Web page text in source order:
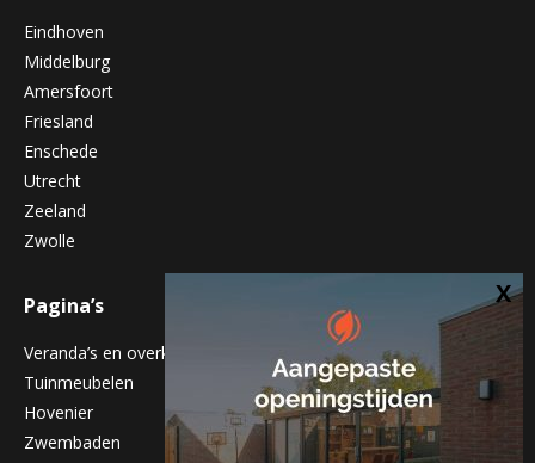
Eindhoven
Middelburg
Amersfoort
Friesland
Enschede
Utrecht
Zeeland
Zwolle
Pagina’s
Veranda’s en overkappingen
Tuinmeubelen
Hovenier
Zwembaden